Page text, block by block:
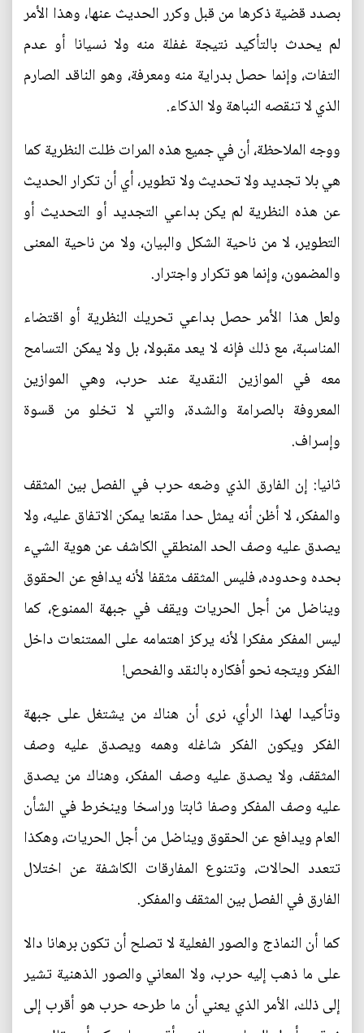
بصدد قضية ذكرها من قبل وكرر الحديث عنها، وهذا الأمر
لم يحدث بالتأكيد نتيجة غفلة منه ولا نسيانا أو عدم
التفات، وإنما حصل بدراية منه ومعرفة، وهو الناقد الصارم
الذي لا تنقصه النباهة ولا الذكاء.
ووجه الملاحظة، أن في جميع هذه المرات ظلت النظرية كما
هي بلا تجديد ولا تحديث ولا تطوير، أي أن تكرار الحديث
عن هذه النظرية لم يكن بداعي التجديد أو التحديث أو
التطوير، لا من ناحية الشكل والبيان، ولا من ناحية المعنى
والمضمون، وإنما هو تكرار واجترار.
ولعل هذا الأمر حصل بداعي تحريك النظرية أو اقتضاء
المناسبة، مع ذلك فإنه لا يعد مقبولا، بل ولا يمكن التسامح
معه في الموازين النقدية عند حرب، وهي الموازين
المعروفة بالصرامة والشدة، والتي لا تخلو من قسوة
وإسراف.
ثانيا: إن الفارق الذي وضعه حرب في الفصل بين المثقف
والمفكر، لا أظن أنه يمثل حدا مقنعا يمكن الاتفاق عليه، ولا
يصدق عليه وصف الحد المنطقي الكاشف عن هوية الشيء
بحده وحدوده، فليس المثقف مثقفا لأنه يدافع عن الحقوق
ويناضل من أجل الحريات ويقف في جبهة الممنوع، كما
ليس المفكر مفكرا لأنه يركز اهتمامه على الممتنعات داخل
الفكر ويتجه نحو أفكاره بالنقد والفحص!
وتأكيدا لهذا الرأي، نرى أن هناك من يشتغل على جبهة
الفكر ويكون الفكر شاغله وهمه ويصدق عليه وصف
المثقف، ولا يصدق عليه وصف المفكر، وهناك من يصدق
عليه وصف المفكر وصفا ثابتا وراسخا وينخرط في الشأن
العام ويدافع عن الحقوق ويناضل من أجل الحريات، وهكذا
تتعدد الحالات، وتتنوع المفارقات الكاشفة عن اختلال
الفارق في الفصل بين المثقف والمفكر.
كما أن النماذج والصور الفعلية لا تصلح أن تكون برهانا دالا
على ما ذهب إليه حرب، ولا المعاني والصور الذهنية تشير
إلى ذلك، الأمر الذي يعني أن ما طرحه حرب هو أقرب إلى